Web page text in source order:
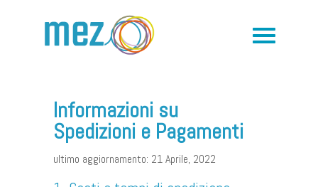
Informazioni su
Spedizioni e Pagamenti
ultimo aggiornamento: 21 Aprile, 2022